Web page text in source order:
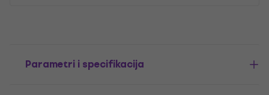
Parametri i specifikacija